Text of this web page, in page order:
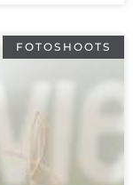
FOTOSHOOTS